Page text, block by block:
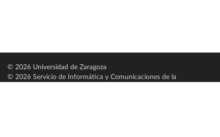
© 2026 Universidad de Zaragoza
© 2026 Servicio de Informática y Comunicaciones de la